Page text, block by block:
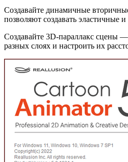
Создавайте динамичные
позволяют создавать эластичные
Создавайте 3D-параллакс сцены
разных слоях и настроить их